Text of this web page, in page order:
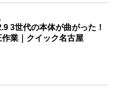
3世代の本体が曲がった！
業｜クイック名古屋